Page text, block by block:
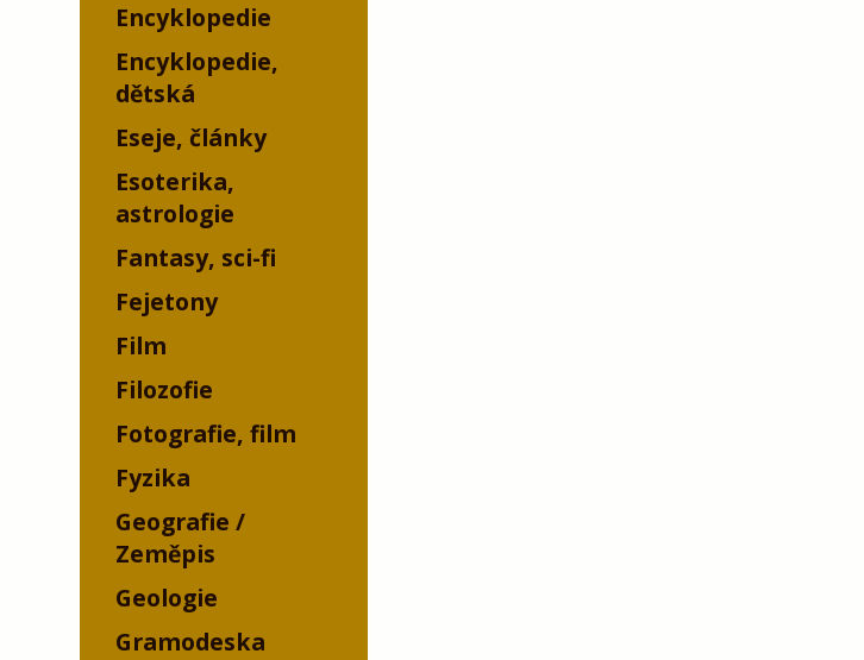
Encyklopedie
Encyklopedie,
dětská
Eseje, články
Esoterika,
astrologie
Fantasy, sci-fi
Fejetony
Film
Filozofie
Fotografie, film
Fyzika
Geografie /
Zeměpis
Geologie
Gramodeska